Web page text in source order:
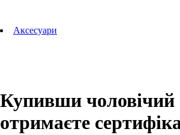
Aксесуари
Купивши чоловічий
отримаєте